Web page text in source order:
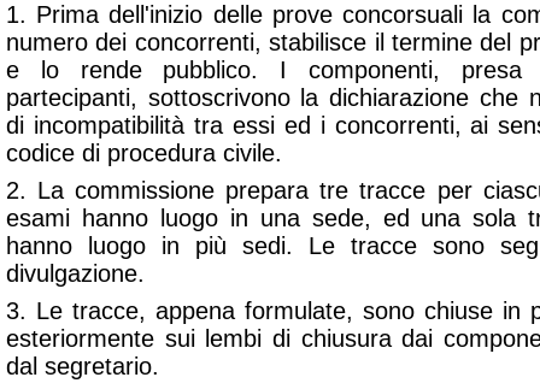
1. Prima dell'inizio delle prove concorsuali la
numero dei concorrenti, stabilisce il termine del
e lo rende pubblico. I componenti, presa
partecipanti, sottoscrivono la dichiarazione che
di incompatibilità tra essi ed i concorrenti, ai
codice di procedura civile.
2. La commissione prepara tre tracce per
esami hanno luogo in una sede, ed una sola
hanno luogo in più sedi. Le tracce sono
divulgazione.
3. Le tracce, appena formulate, sono chiuse in
esteriormente sui lembi di chiusura dai
dal segretario.